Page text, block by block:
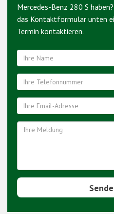
Mercedes-Benz 280 S
das Kontaktformular unten
Termin kontaktieren.